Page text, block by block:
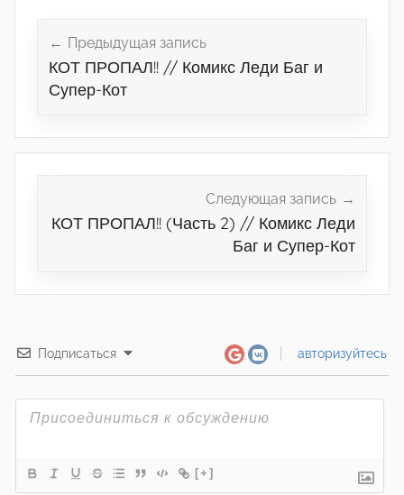
записям
Предыдущая запись
КОТ ПРОПАЛ!! // Комикс Леди Баг и
Супер-Кот
Следующая запись
КОТ ПРОПАЛ!! (Часть 2) // Комикс Леди
Баг и Супер-Кот
Подписаться авторизуйтесь
[+]